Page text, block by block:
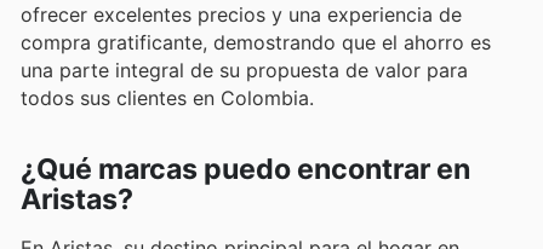
ofrecer excelentes precios y una experiencia de
compra gratificante, demostrando que el ahorro es
una parte integral de su propuesta de valor para
todos sus clientes en Colombia.
¿Qué marcas puedo encontrar en
Aristas?